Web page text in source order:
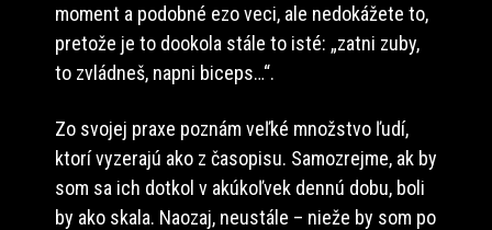
moment a podobné ezo veci, ale nedokážete to,
pretože je to dookola stále to isté: „zatni zuby,
to zvládneš, napni biceps…“.
Zo svojej praxe poznám veľké množstvo ľudí,
ktorí vyzerajú ako z časopisu. Samozrejme, ak by
som sa ich dotkol v akúkoľvek dennú dobu, boli
by ako skala. Naozaj, neustále – nieže by som po